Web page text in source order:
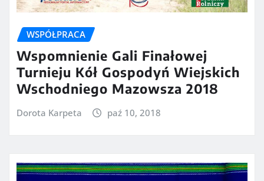
WSPÓŁPRACA
Wspomnienie Gali Finałowej
Turnieju Kół Gospodyń Wiejskich
Wschodniego Mazowsza 2018
Dorota Karpeta paź 10, 2018